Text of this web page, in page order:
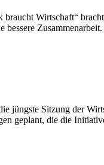
Wirtschaft“
jüngste Sitzung der
geplant, die die